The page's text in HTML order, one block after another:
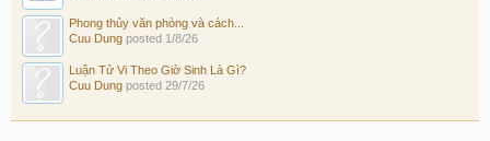
Phong thủy văn phòng và cách...
Cuu Dung posted 1/8/26
Luận Tử Vi Theo Giờ Sinh Là Gì?
Cuu Dung posted 29/7/26